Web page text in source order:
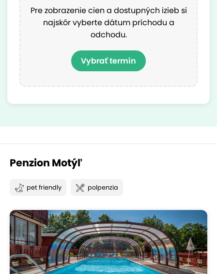
Pre zobrazenie cien a dostupných izieb si
najskôr vyberte dátum príchodu a
odchodu.
Vybrať termín
Penzion Motýľ
pet friendly polpenzia